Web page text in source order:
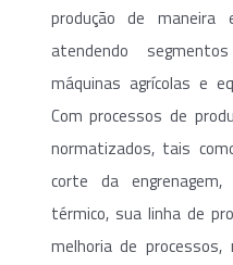
produção de maneira
atendendo
máquinas agrícolas e
Com processos de
normatizados, tais
corte da
térmico, sua linha de
melhoria de